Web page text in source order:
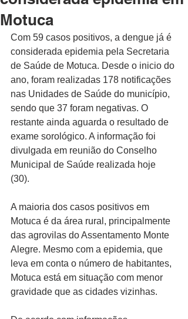
Motuca
Com 59 casos positivos, a dengue já é
considerada epidemia pela Secretaria
de Saúde de Motuca. Desde o inicio do
ano, foram realizadas 178 notificações
nas Unidades de Saúde do município,
sendo que 37 foram negativas. O
restante ainda aguarda o resultado de
exame sorológico. A informação foi
divulgada em reunião do Conselho
Municipal de Saúde realizada hoje
(30).
A maioria dos casos positivos em
Motuca é da área rural, principalmente
das agrovilas do Assentamento Monte
Alegre. Mesmo com a epidemia, que
leva em conta o número de habitantes,
Motuca está em situação com menor
gravidade que as cidades vizinhas.